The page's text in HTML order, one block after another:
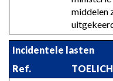
middelen
Incidentele lasten
Ref.